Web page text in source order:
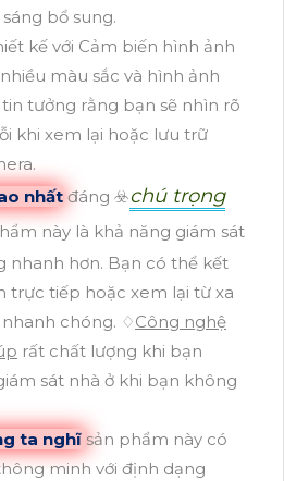
bổ sung.
kế với Cảm biến hình ảnh
màu sắc và hình ảnh
tưởng rằng bạn sẽ nhìn rõ
khi xem lại hoặc lưu trữ
nhất đáng ☣️chú trọng
này là khả năng giám sát
nhanh hơn. Bạn có thể kết
trực tiếp hoặc xem lại từ xa
chóng. ♢Công nghệ
rất chất lượng khi bạn
sát nhà ở khi bạn không
ta nghĩ sản phẩm này có
minh với định dạng